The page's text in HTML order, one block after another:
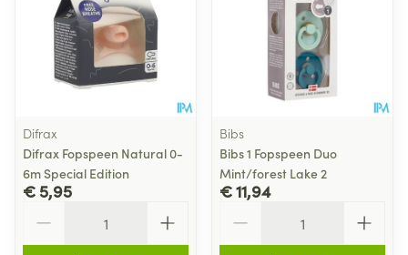
Difrax
Difrax Fopspeen Natural 0-
6m Special Edition
€ 5,95
Bibs
Bibs 1 Fopspeen Duo
Mint/forest Lake 2
€ 11,94